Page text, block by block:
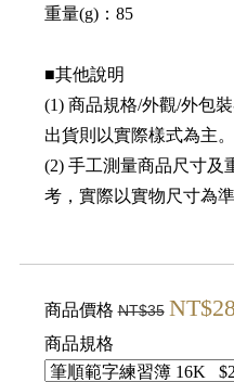
重量(g)：85
■其他說明
(1) 商品規格/外觀/外包
出貨則以實際樣式為主。
(2) 手工測量商品尺寸及
考，實際以實物尺寸為準
商品價格NT$35 NT$28
商品規格